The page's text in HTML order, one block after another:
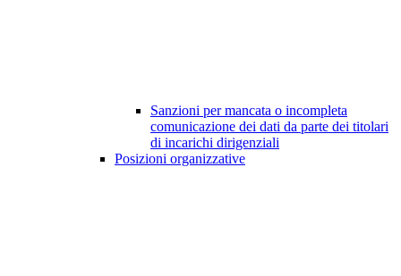
Sanzioni per mancata o incompleta
comunicazione dei dati da parte dei titolari
di incarichi dirigenziali
Posizioni organizzative